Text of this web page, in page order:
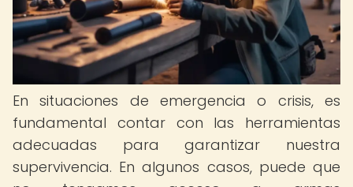
En situaciones de emergencia o crisis, es
fundamental contar con las herramientas
adecuadas para garantizar nuestra
supervivencia. En algunos casos, puede que